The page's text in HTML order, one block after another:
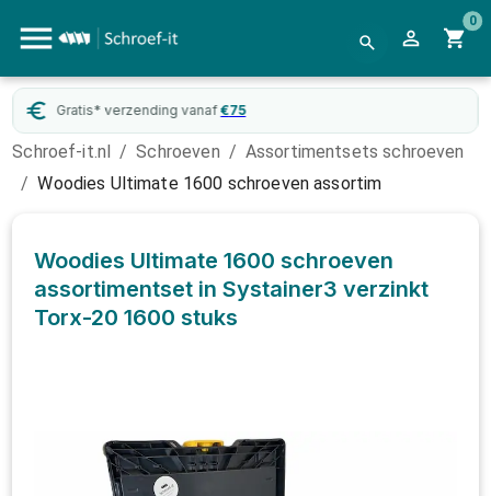
0
Gratis* verzending vanaf €75
Schroef-it.nl / Schroeven / Assortimentsets schroeven
/ Woodies Ultimate 1600 schroeven assortim
Woodies Ultimate 1600 schroeven
assortimentset in Systainer3 verzinkt
Torx-20 1600 stuks